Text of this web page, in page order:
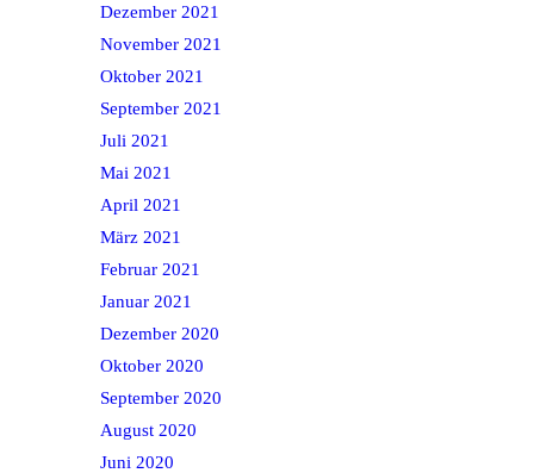
Dezember 2021
November 2021
Oktober 2021
September 2021
Juli 2021
Mai 2021
April 2021
März 2021
Februar 2021
Januar 2021
Dezember 2020
Oktober 2020
September 2020
August 2020
Juni 2020